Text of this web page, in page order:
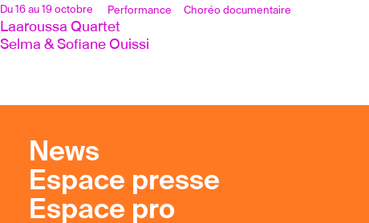
Du 16 au 19 octobre Performance Choréo documentaire
Laaroussa Quartet
Selma & Sofiane Ouissi
News
Espace presse
Espace pro